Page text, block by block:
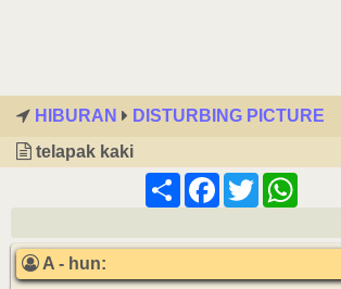
HIBURAN
DISTURBING PICTURE
telapak kaki
ShareFacebook
Twitter
A - hun: